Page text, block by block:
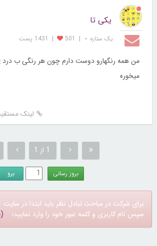
یکی تا
یک ستاره ⋆ |
501
| 1431 پست
من همه رنگهارو دوست دارم چون هر رنگی ب درد
میخوره
لینک
1 از 1
برای شرکت در مباحث تبادل نظر باید ابتدا در سایت
سپس نام کاربری و کلمه عبور خود را وارد نمایید؛ (Log In)